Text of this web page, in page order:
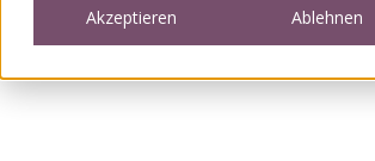
Akzeptieren Ablehnen